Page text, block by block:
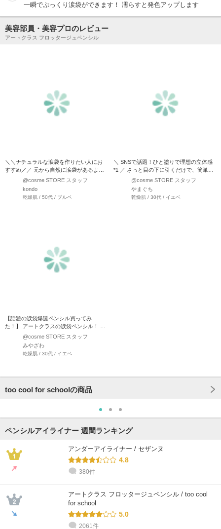
一瞬でぷっくり涙袋ができます！ 濡らすと発色アップします
美容部員・美容プロのレビュー
アートクラス フロッタージュペンシル
＼＼ナチュラルな涙袋を作りたい人にお
すすめ／／ 元から自然に涙袋があるよう
にみせてくれる頼れるア…
@cosme STORE スタッフ
kondo
乾燥肌 / 50代 / ブルベ
＼ SNSで話題！ひと塗りで理想の立体感
*1 ／ さっと目の下に引くだけで、簡単に
ぷっくりとした…
@cosme STORE スタッフ
やまぐち
乾燥肌 / 30代 / イエベ
【話題の涙袋爆誕ペンシル買ってみ
た！】 アートクラスの涙袋ペンシル！ 人
気の09番を購入してみ…
@cosme STORE スタッフ
みやざわ
乾燥肌 / 30代 / イエベ
too cool for schoolの商品
ペンシルアイライナー 週間ランキング
アンダーアイライナー / セザンヌ
4.8
380件
アートクラス フロッタージュペンシル / too cool
for school
5.0
2061件